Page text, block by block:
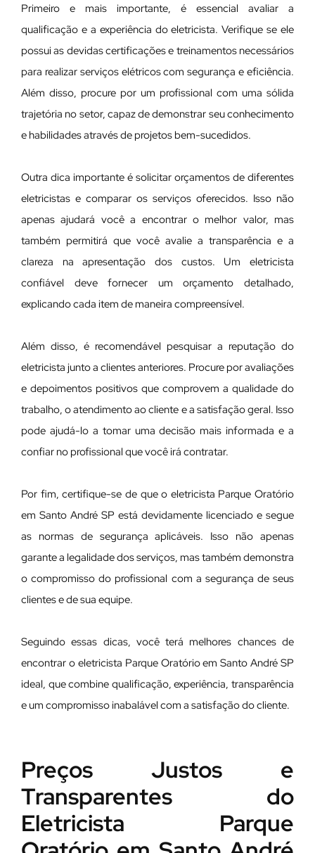
Primeiro e mais importante, é essencial avaliar a
qualificação e a experiência do eletricista. Verifique se ele
possui as devidas certificações e treinamentos necessários
para realizar serviços elétricos com segurança e eficiência.
Além disso, procure por um profissional com uma sólida
trajetória no setor, capaz de demonstrar seu conhecimento
e habilidades através de projetos bem-sucedidos.
Outra dica importante é solicitar orçamentos de diferentes
eletricistas e comparar os serviços oferecidos. Isso não
apenas ajudará você a encontrar o melhor valor, mas
também permitirá que você avalie a transparência e a
clareza na apresentação dos custos. Um eletricista
confiável deve fornecer um orçamento detalhado,
explicando cada item de maneira compreensível.
Além disso, é recomendável pesquisar a reputação do
eletricista junto a clientes anteriores. Procure por avaliações
e depoimentos positivos que comprovem a qualidade do
trabalho, o atendimento ao cliente e a satisfação geral. Isso
pode ajudá-lo a tomar uma decisão mais informada e a
confiar no profissional que você irá contratar.
Por fim, certifique-se de que o eletricista Parque Oratório
em Santo André SP está devidamente licenciado e segue
as normas de segurança aplicáveis. Isso não apenas
garante a legalidade dos serviços, mas também demonstra
o compromisso do profissional com a segurança de seus
clientes e de sua equipe.
Seguindo essas dicas, você terá melhores chances de
encontrar o eletricista Parque Oratório em Santo André SP
ideal, que combine qualificação, experiência, transparência
e um compromisso inabalável com a satisfação do cliente.
Preços Justos e
Transparentes do
Eletricista Parque